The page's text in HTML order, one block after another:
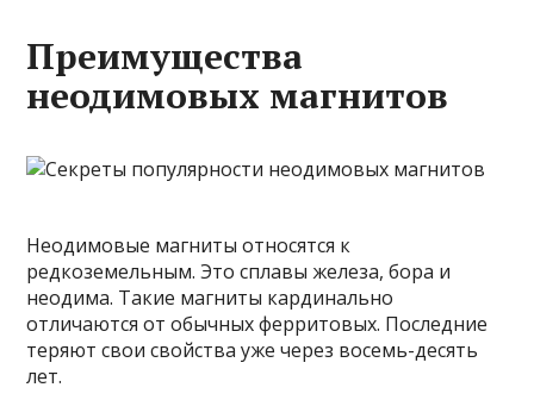
Преимущества
неодимовых магнитов
Неодимовые магниты относятся к
редкоземельным. Это сплавы железа, бора и
неодима. Такие магниты кардинально
отличаются от обычных ферритовых. Последние
теряют свои свойства уже через восемь-десять
лет.